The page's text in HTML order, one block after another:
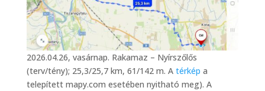
2026.04.26, vasárnap. Rakamaz – Nyírszőlős
(terv/tény); 25,3/25,7 km, 61/142 m. A térkép a
telepített mapy.com esetében nyitható meg). A